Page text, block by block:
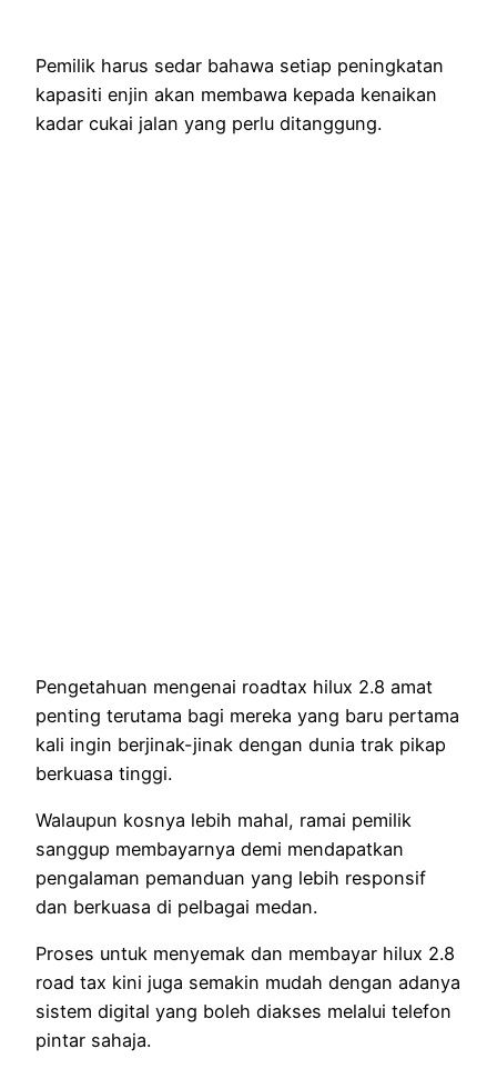
Pemilik harus sedar bahawa setiap peningkatan
kapasiti enjin akan membawa kepada kenaikan
kadar cukai jalan yang perlu ditanggung.
Pengetahuan mengenai roadtax hilux 2.8 amat
penting terutama bagi mereka yang baru pertama
kali ingin berjinak-jinak dengan dunia trak pikap
berkuasa tinggi.
Walaupun kosnya lebih mahal, ramai pemilik
sanggup membayarnya demi mendapatkan
pengalaman pemanduan yang lebih responsif
dan berkuasa di pelbagai medan.
Proses untuk menyemak dan membayar hilux 2.8
road tax kini juga semakin mudah dengan adanya
sistem digital yang boleh diakses melalui telefon
pintar sahaja.